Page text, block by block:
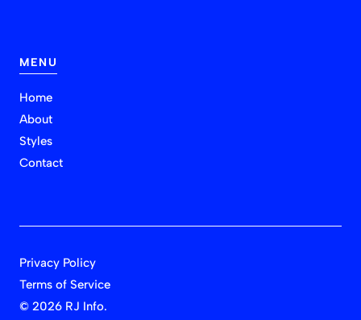
MENU
Home
About
Styles
Contact
© 2026 RJ Info.
Privacy Policy
Terms of Service